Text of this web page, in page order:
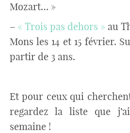
Mozart… »
– « Trois pas dehors » au
Mons les 14 et 15 février.
partir de 3 ans.
Et pour ceux qui
regardez la liste que
semaine !